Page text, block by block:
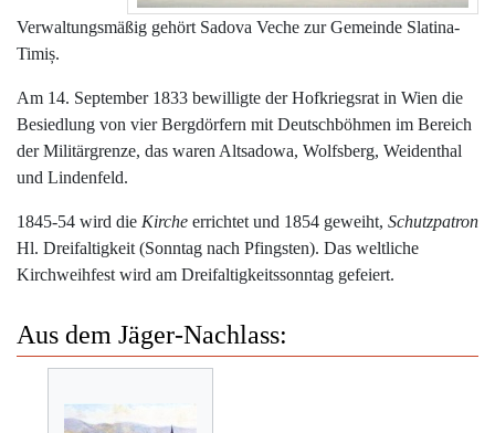
Verwaltungsmäßig gehört Sadova Veche zur Gemeinde Slatina-
Timiș.
Am 14. September 1833 bewilligte der Hofkriegsrat in Wien die
Besiedlung von vier Bergdörfern mit Deutschböhmen im Bereich
der Militärgrenze, das waren Altsadowa, Wolfsberg, Weidenthal
und Lindenfeld.
1845-54 wird die Kirche errichtet und 1854 geweiht, Schutzpatron
Hl. Dreifaltigkeit (Sonntag nach Pfingsten). Das weltliche
Kirchweihfest wird am Dreifaltigkeitssonntag gefeiert.
Aus dem Jäger-Nachlass: